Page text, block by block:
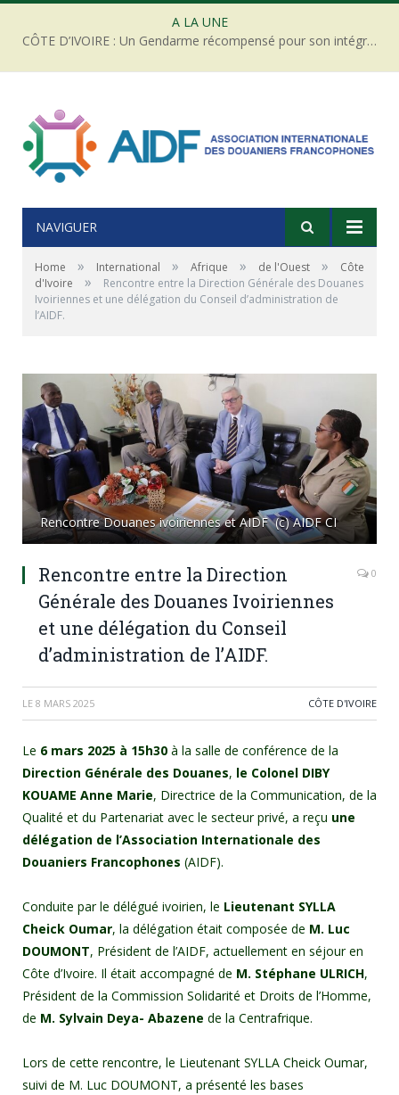
A LA UNE
CÔTE D’IVOIRE : Un Gendarme récompensé pour son intégrité face à une tentative de corruption
NAVIGUER
Home » International » Afrique » de l'Ouest »
Côte
d'Ivoire
»
Rencontre entre la Direction Générale des Douanes
Ivoiriennes et une délégation du Conseil d’administration de
l’AIDF.
Rencontre Douanes ivoiriennes et AIDF (c) AIDF CI
Rencontre entre la Direction
Générale des Douanes Ivoiriennes
et une délégation du Conseil
d’administration de l’AIDF.
0
LE 8 MARS 2025 CÔTE D'IVOIRE
Le 6 mars 2025 à 15h30 à la salle de conférence de la
Direction Générale des Douanes, le Colonel DIBY
KOUAME Anne Marie, Directrice de la Communication, de la
Qualité et du Partenariat avec le secteur privé, a reçu une
délégation de l’Association Internationale des
Douaniers Francophones (AIDF).
Conduite par le délégué ivoirien, le Lieutenant SYLLA
Cheick Oumar, la délégation était composée de M. Luc
DOUMONT, Président de l’AIDF, actuellement en séjour en
Côte d’Ivoire. Il était accompagné de M. Stéphane ULRICH,
Président de la Commission Solidarité et Droits de l’Homme,
de M. Sylvain Deya- Abazene de la Centrafrique.
Lors de cette rencontre, le Lieutenant SYLLA Cheick Oumar,
suivi de M. Luc DOUMONT, a présenté les bases